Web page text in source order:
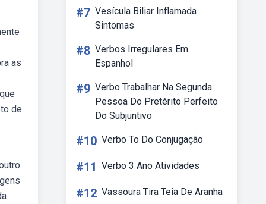
as
de
#7 Vesícula Biliar Inflamada
Sintomas
#8 Verbos Irregulares Em
Espanhol
#9 Verbo Trabalhar Na Segunda
Pessoa Do Pretérito Perfeito
Do Subjuntivo
#10 Verbo To Do Conjugação
#11 Verbo 3 Ano Atividades
#12 Vassoura Tira Teia De Aranha